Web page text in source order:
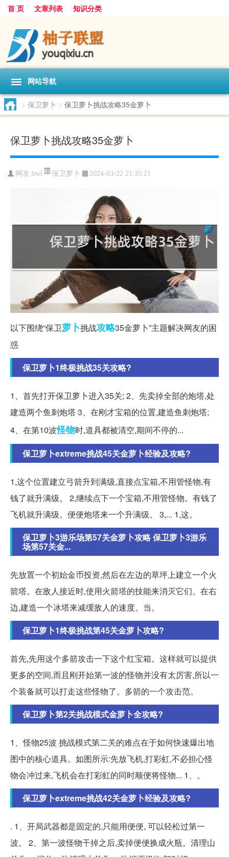
首 页 文章列表 知识分类
网站导航
> 保卫萝卜 > 保卫萝卜挑战攻略35金萝卜
保卫萝卜挑战攻略35金萝卜
网友:bwl 保卫萝卜 2024-03-22 21:35:21
以下围绕“保卫萝卜挑战攻略35金萝卜”主题解决网友的困
惑
保卫萝卜1终极挑战35关攻略?
1、首先打开保卫萝卜进入35关; 2、先卖掉全部的炮塔,处
建造两个鱼刺炮塔 3、在刚才宝箱的位置,建造鱼刺炮塔;
4、在第10波怪物时,道具都被清空,期间不停的...
保卫萝卜extreme挑战45关金萝卜经验及攻略?
1,这个位置建立弓箭升到满级,直接点宝箱,不用管怪物,有
钱了就升满级。 2,继续点下一个宝箱,不用管怪物。有钱了
飞机就升满级。便便炮塔来一个升满级。 3,... 1,这。
保卫萝卜3游乐场第57关金萝卜攻略 保卫萝卜3游乐
场第57关金...
先放置一个初始金币投资,然后在左边的草坪上建立一个火
箭塔。在敌人接近时,使用火箭塔的技能来消灭它们。在右
边,建造一个冰塔来减缓敌人的速度。当。
保卫萝卜1终极挑战第45关金萝卜攻略?
首先,先用这个多箭攻击一下这个红宝箱。这样就可以提供
更多的空间,而且刚开始第一波的怪物并没有太厉害,所以一
个装备就可以打走这些怪物了。多箭的一个攻击范。
保卫萝卜第2关挑战模式金萝卜全攻略?
1、怪物25波 挑战模式第二关的难点在于如何快速爆出地
图中的核心道具。如图所示:先放飞机,打彩虹,不必担心怪
物会冲过来,飞机会在打彩虹的同时顺便将怪物... 1、。
保卫萝卜extreme挑战42关金萝卜经验及攻略?
. 1、开局武器都是固定的,只能用便便, 可以轻松过第一
波。 2、第一波怪物干掉之后,卖掉便便换成火瓶。清理山